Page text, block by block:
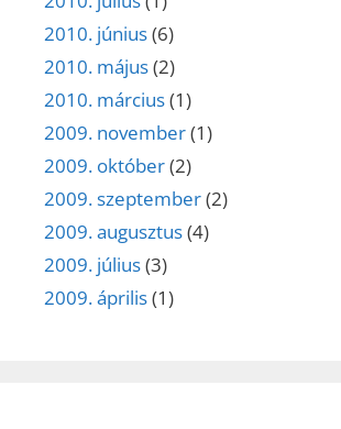
2010. június(6)
2010. május(2)
2010. március(1)
2009. november(1)
2009. október(2)
2009. szeptember(2)
2009. augusztus(4)
2009. július(3)
2009. április(1)